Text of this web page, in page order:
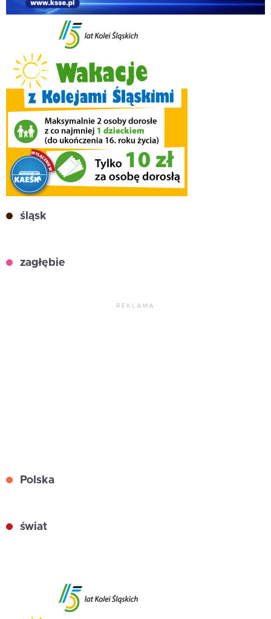
śląsk
zagłębie
REKLAMA
Polska
świat